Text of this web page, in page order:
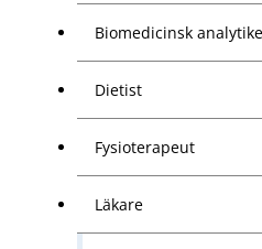
Biomedicinsk
Dietist
Fysioterapeut
Läkare